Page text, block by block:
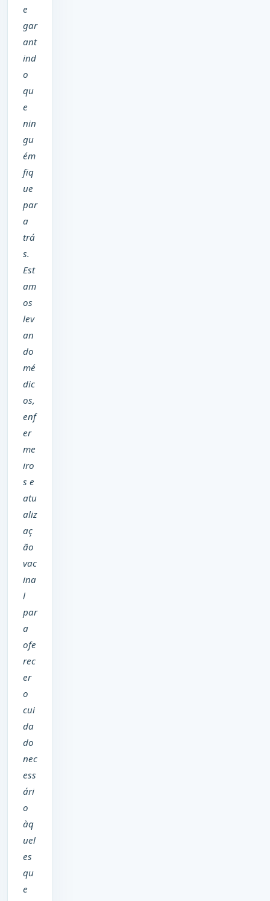
e
gar
ant
ind
o
qu
e
nin
gu
ém
fiq
ue
par
a
trá
s.
Est
am
os
lev
an
do
mé
dic
os,
enf
er
me
iro
s e
atu
aliz
aç
ão
vac
ina
l
par
a
ofe
rec
er
o
cui
da
do
nec
ess
ári
o
àq
uel
es
qu
e